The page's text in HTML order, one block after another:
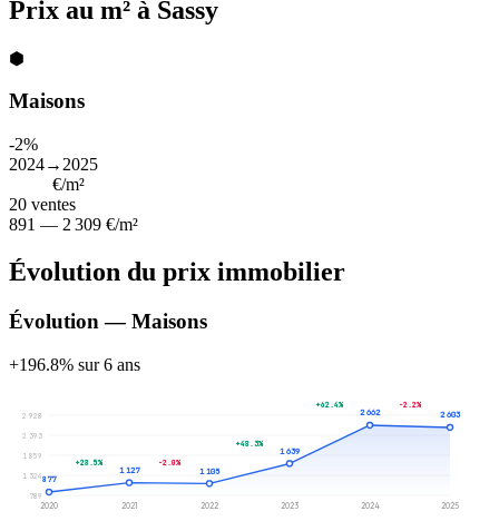
Prix au m² à Sassy
⬢
Maisons
-2%
2024→2025
€/m²
20 ventes
891 — 2 309 €/m²
Évolution du prix immobilier
Évolution — Maisons
+196.8% sur 6 ans
789
1 324
1 859
2 393
2 928
877
2020
1 127
2021
1 105
2022
1 639
2023
2 662
2024
2 603
2025
+28.5% -2.0%
+48.3%
+62.4% -2.2%